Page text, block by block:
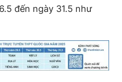
đến ngày 31.5 như